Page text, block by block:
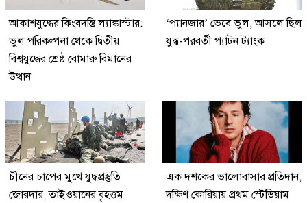
আকাশযুদ্ধের কিংবদন্তি ল্যাঙ্কাস্টার:
ভুল পরিকল্পনা থেকে দ্বিতীয়
বিশ্বযুদ্ধের শ্রেষ্ঠ বোমারু বিমানের
উত্থান
‘প্যানজার’ ভেবে ভুল, আসলে ছিল
যুদ্ধ-পরবর্তী প্যাটন ট্যাংক
চীনের চাপের মুখে যুদ্ধপ্রস্তুতি
জোরদার, তাইওয়ানের বৃহত্তম
এক দশকের ভালোবাসার প্রতিদান,
দক্ষিণ কোরিয়ায় প্রথম স্টেডিয়াম